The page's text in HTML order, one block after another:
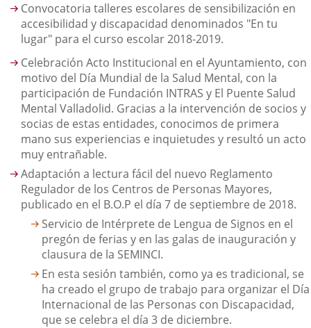
Convocatoria talleres escolares de sensibilización en
accesibilidad y discapacidad denominados "En tu
lugar" para el curso escolar 2018-2019.
Celebración Acto Institucional en el Ayuntamiento, con
motivo del Día Mundial de la Salud Mental, con la
participación de Fundación INTRAS y El Puente Salud
Mental Valladolid. Gracias a la intervención de socios y
socias de estas entidades, conocimos de primera
mano sus experiencias e inquietudes y resultó un acto
muy entrañable.
Adaptación a lectura fácil del nuevo Reglamento
Regulador de los Centros de Personas Mayores,
publicado en el B.O.P el día 7 de septiembre de 2018.
Servicio de Intérprete de Lengua de Signos en el
pregón de ferias y en las galas de inauguración y
clausura de la SEMINCI.
En esta sesión también, como ya es tradicional, se
ha creado el grupo de trabajo para organizar el Día
Internacional de las Personas con Discapacidad,
que se celebra el día 3 de diciembre.